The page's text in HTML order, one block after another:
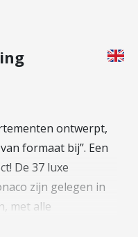
ontwerpt,
formaat bij’’. Een
De 37 luxe
zijn gelegen in
met alle
Wens je uitzicht